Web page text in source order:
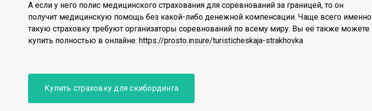
А если у него полис медицинского страхования для соревнований за границей, то он
получит медицинскую помощь без какой-либо денежной компенсации. Чаще всего именно
такую страховку требуют организаторы соревнований по всему миру. Вы её также можете
купить полностью в онлайне: https://prosto.insure/turisticheskaja-strakhovka
Купить страховку для скибординга